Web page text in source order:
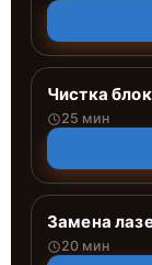
Чистка
25 мин
Замена
20 мин